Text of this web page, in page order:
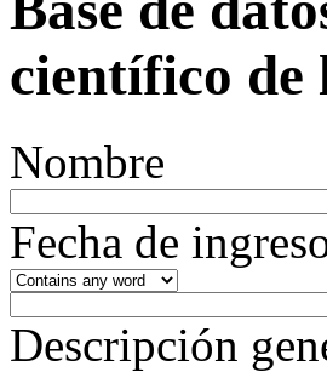
científico de
Nombre
Fecha de
Descripción